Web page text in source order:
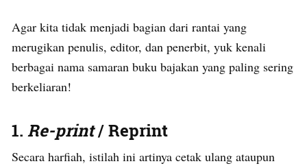
Agar kita tidak menjadi bagian dari rantai yang
merugikan penulis, editor, dan penerbit, yuk kenali
berbagai nama samaran buku bajakan yang paling sering
berkeliaran!
1. Re-print/ Reprint
Secara harfiah, istilah ini artinya cetak ulang ataupun